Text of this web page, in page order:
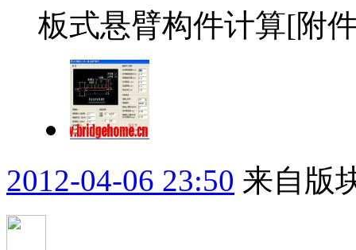
板式悬臂构件计算[附
2012-04-06 23:50 来自版